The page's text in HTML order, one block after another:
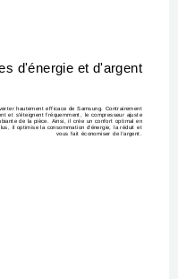
d'énergie et d'argent
hautement efficace de Samsung. Contrairement
et s'éteignent fréquemment, le compresseur ajuste
de la pièce. Ainsi, il crée un confort optimal en
il optimise la consommation d’énergie, la réduit et
vous fait économiser de l’argent.